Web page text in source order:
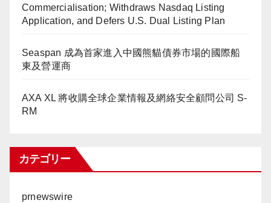
Commercialisation; Withdraws Nasdaq Listing
Application, and Defers U.S. Dual Listing Plan
Seaspan 成為首家進入中國熊貓債券市場的國際船
東及營運商
AXA XL 將收購全球企業情報及網絡安全顧問公司 S-
RM
カテゴリー
prnewswire